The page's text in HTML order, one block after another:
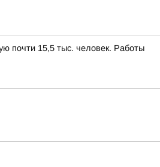
почти 15,5 тыс. человек. Работы